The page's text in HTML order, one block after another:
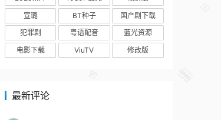
宣璐
BT种子
国产剧下载
犯罪剧
粤语配音
蓝光资源
电影下载
ViuTV 修改版
最新评论